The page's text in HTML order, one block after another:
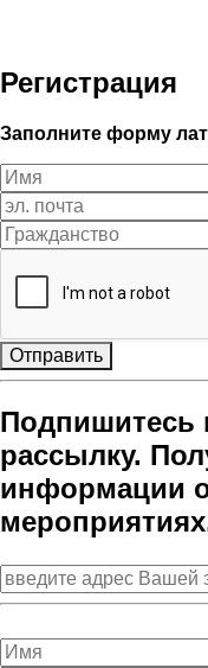
Регистрация
Заполните форму
Отправить
рассылку.
информации